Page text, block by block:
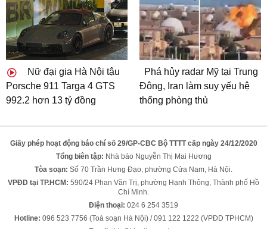
Nữ đại gia Hà Nội tậu
Porsche 911 Targa 4 GTS
992.2 hơn 13 tỷ đồng
Phá hủy radar Mỹ tại Trung
Đông, Iran làm suy yếu hệ
thống phòng thủ
Giấy phép hoạt động báo chí số 29/GP-CBC Bộ TTTT cấp ngày 24/12/2020
Tổng biên tập: Nhà báo Nguyễn Thị Mai Hương
Tòa soạn: Số 70 Trần Hưng Đạo, phường Cửa Nam, Hà Nội.
VPĐD tại TP.HCM: 590/24 Phan Văn Trị, phường Hạnh Thông, Thành phố Hồ
Chí Minh.
Điện thoại: 024 6 254 3519
Hotline: 096 523 7756 (Toà soạn Hà Nội) / 091 122 1222 (VPĐD TPHCM)